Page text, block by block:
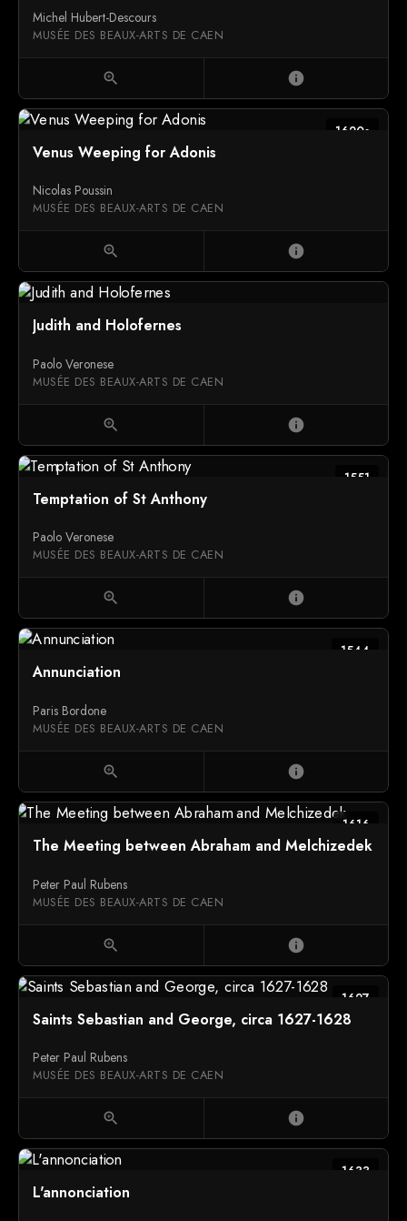
Michel Hubert-Descours
MUSÉE DES BEAUX-ARTS DE CAEN
zoom_in info
1620s
Venus Weeping for Adonis
Nicolas Poussin
MUSÉE DES BEAUX-ARTS DE CAEN
zoom_in info
Judith and Holofernes
Paolo Veronese
MUSÉE DES BEAUX-ARTS DE CAEN
zoom_in info
1551
Temptation of St Anthony
Paolo Veronese
MUSÉE DES BEAUX-ARTS DE CAEN
zoom_in info
1544
Annunciation
Paris Bordone
MUSÉE DES BEAUX-ARTS DE CAEN
zoom_in info
1616
The Meeting between Abraham and Melchizedek
Peter Paul Rubens
MUSÉE DES BEAUX-ARTS DE CAEN
zoom_in info
1627
Saints Sebastian and George, circa 1627-1628
Peter Paul Rubens
MUSÉE DES BEAUX-ARTS DE CAEN
zoom_in info
1633
L'annonciation